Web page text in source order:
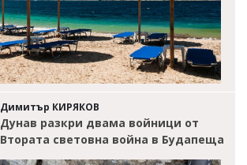
Димитър КИРЯКОВ
Дунав разкри двама войници от
Втората световна война в Будапеща